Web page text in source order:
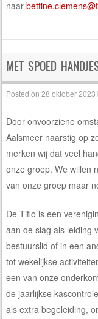
naar
MET SPOED
Posted on28 oktober 2023
Door onvoorziene
Aalsmeer naarstig op
merken wij dat veel
onze groep. We willen
van onze groep maar
De Tiflo is een
aan de slag als leiding
bestuurslid of in een
tot wekelijkse
een van onze
de jaarlijkse
als extra begeleiding,